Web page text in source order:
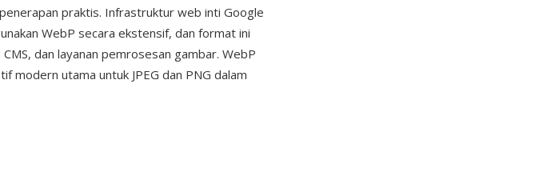
praktis. Infrastruktur web inti Google
WebP secara ekstensif, dan format ini
dan layanan pemrosesan gambar. WebP
modern utama untuk JPEG dan PNG dalam